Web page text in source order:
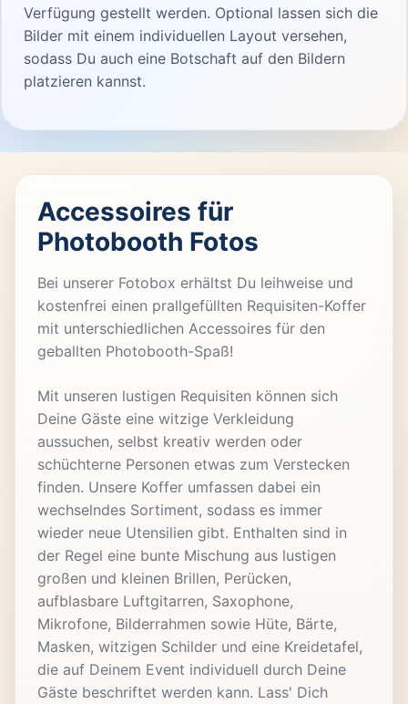
Verfügung gestellt werden. Optional lassen sich die
Bilder mit einem individuellen Layout versehen,
sodass Du auch eine Botschaft auf den Bildern
platzieren kannst.
Accessoires für
Photobooth Fotos
Bei unserer Fotobox erhältst Du leihweise und
kostenfrei einen prallgefüllten Requisiten-Koffer
mit unterschiedlichen Accessoires für den
geballten Photobooth-Spaß!
Mit unseren lustigen Requisiten können sich
Deine Gäste eine witzige Verkleidung
aussuchen, selbst kreativ werden oder
schüchterne Personen etwas zum Verstecken
finden. Unsere Koffer umfassen dabei ein
wechselndes Sortiment, sodass es immer
wieder neue Utensilien gibt. Enthalten sind in
der Regel eine bunte Mischung aus lustigen
großen und kleinen Brillen, Perücken,
aufblasbare Luftgitarren, Saxophone,
Mikrofone, Bilderrahmen sowie Hüte, Bärte,
Masken, witzigen Schilder und eine Kreidetafel,
die auf Deinem Event individuell durch Deine
Gäste beschriftet werden kann. Lass' Dich